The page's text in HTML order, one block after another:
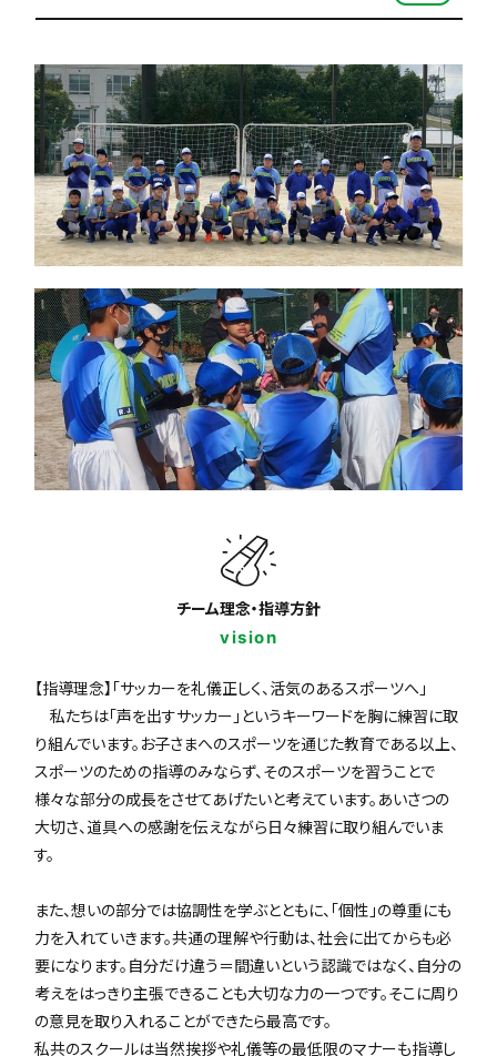
チーム理念・指導方針
vision
【指導理念】「サッカーを礼儀正しく、活気のあるスポーツへ」
私たちは「声を出すサッカー」というキーワードを胸に練習に取
り組んでいます。お子さまへのスポーツを通じた教育である以上、
スポーツのための指導のみならず、そのスポーツを習うことで
様々な部分の成長をさせてあげたいと考えています。あいさつの
大切さ、道具への感謝を伝えながら日々練習に取り組んでいま
す。
また、想いの部分では協調性を学ぶとともに、「個性」の尊重にも
力を入れていきます。共通の理解や行動は、社会に出てからも必
要になります。自分だけ違う＝間違いという認識ではなく、自分の
考えをはっきり主張できることも大切な力の一つです。そこに周り
の意見を取り入れることができたら最高です。
私共のスクールは当然挨拶や礼儀等の最低限のマナーも指導し